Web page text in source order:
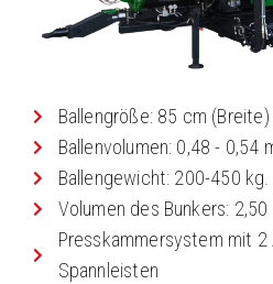
Ballengröße: 85 cm
Ballenvolumen: 0,48 - 0,54
Ballengewicht: 200-450
Volumen des Bunkers: 2,50
Presskammersystem mit
Spannleisten